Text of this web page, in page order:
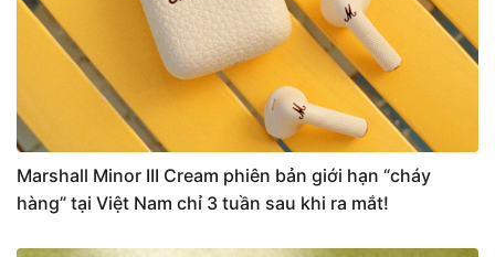
Marshall Minor III Cream phiên bản giới hạn “cháy
hàng” tại Việt Nam chỉ 3 tuần sau khi ra mắt!